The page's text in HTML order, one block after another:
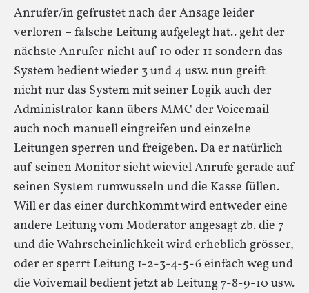
Anrufer/in gefrustet nach der Ansage leider
verloren – falsche Leitung aufgelegt hat.. geht der
nächste Anrufer nicht auf 10 oder 11 sondern das
System bedient wieder 3 und 4 usw. nun greift
nicht nur das System mit seiner Logik auch der
Administrator kann übers MMC der Voicemail
auch noch manuell eingreifen und einzelne
Leitungen sperren und freigeben. Da er natürlich
auf seinen Monitor sieht wieviel Anrufe gerade auf
seinen System rumwusseln und die Kasse füllen.
Will er das einer durchkommt wird entweder eine
andere Leitung vom Moderator angesagt zb. die 7
und die Wahrscheinlichkeit wird erheblich grösser,
oder er sperrt Leitung 1-2-3-4-5-6 einfach weg und
die Voivemail bedient jetzt ab Leitung 7-8-9-10 usw.